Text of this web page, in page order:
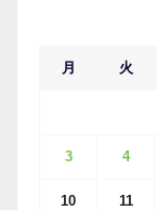
月 火
3 4
10 11